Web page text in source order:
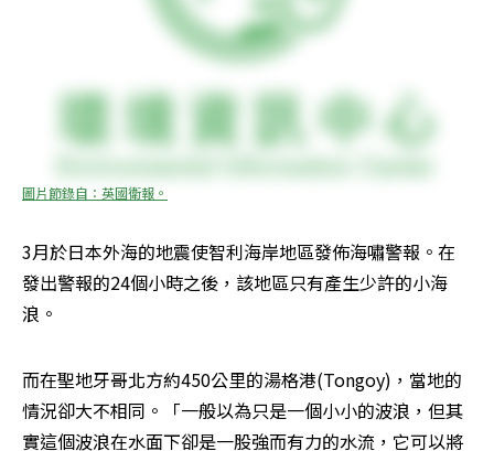
圖片節錄自：英國衛報。
3月於日本外海的地震使智利海岸地區發佈海嘯警報。在
發出警報的24個小時之後，該地區只有產生少許的小海
浪。
而在聖地牙哥北方約450公里的湯格港(Tongoy)，當地的
情況卻大不相同。「一般以為只是一個小小的波浪，但其
實這個波浪在水面下卻是一股強而有力的水流，它可以將